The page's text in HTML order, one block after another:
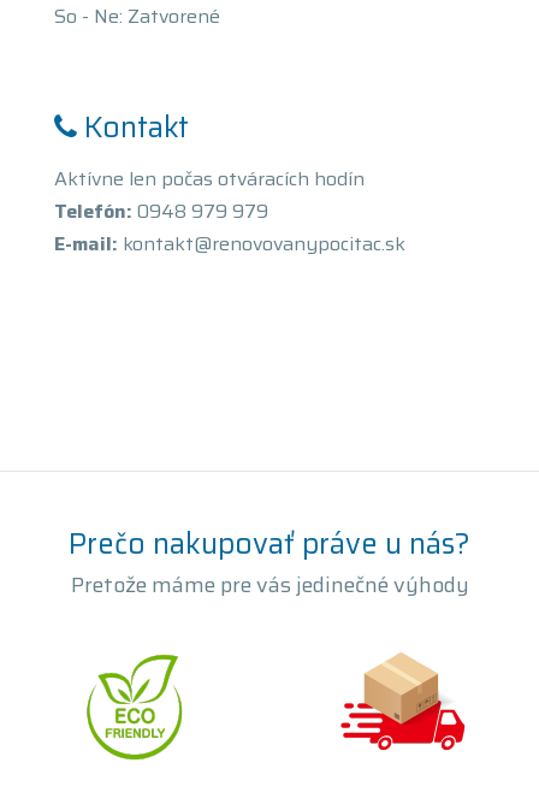
So - Ne: Zatvorené
Kontakt
Aktívne len počas otváracích hodín
Telefón: 0948 979 979
E-mail: kontakt@renovovanypocitac.sk
Prečo nakupovať práve u nás?
Pretože máme pre vás jedinečné výhody